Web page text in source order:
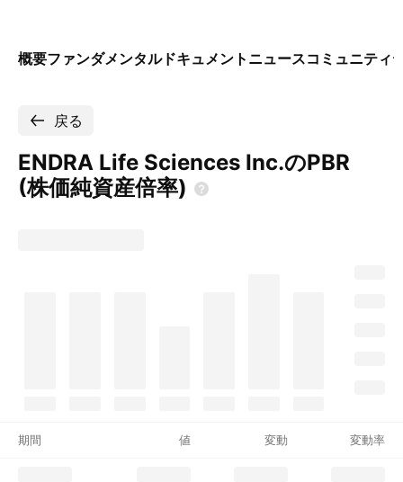
概要ファンダメンタルドキュメント ニュースコミュニティ
戻る
ENDRA Life Sciences Inc.のPBR
(株価純資産倍率)
期間 値 変動 変動率